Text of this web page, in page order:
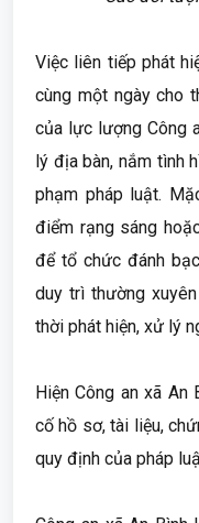
Việc liên tiếp phát
cùng một ngày cho
của lực lượng Công
lý địa bàn, nắm tình
phạm pháp luật.
điểm rạng sáng
để tổ chức đánh
duy trì thường
thời phát hiện, xử lý
Hiện Công an xã An
cố hồ sơ, tài liệu,
quy định của pháp